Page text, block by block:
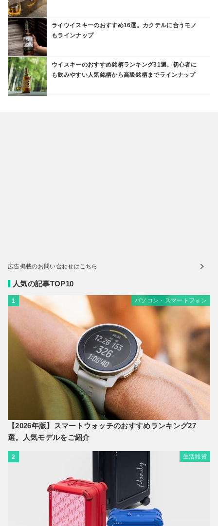
ライウイスキーのおすすめ16選。カクテルに合うモノ
もラインナップ
ウイスキーのおすすめ銘柄ランキング31選。初心者に
も飲みやすい人気銘柄から高級銘柄までラインナップ
広告掲載のお問い合わせはこちら
人気の記事TOP10
1 パソコン・スマートフォン
【2026年版】スマートウォッチのおすすめランキング27
選。人気モデルをご紹介
2 生活雑貨